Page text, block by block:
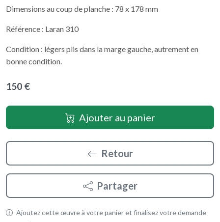
Dimensions au coup de planche : 78 x 178 mm
Référence : Laran 310
Condition : légers plis dans la marge gauche, autrement en
bonne condition.
150 €
Ajouter au panier
Retour
Partager
Ajoutez cette œuvre à votre panier et finalisez votre demande